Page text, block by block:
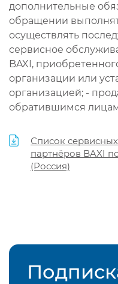
дополнительные
обращении
осуществлять
сервисное
BAXI,
организации или
организацией; -
обратившимся
Список
партнёров BAXI
(Россия)